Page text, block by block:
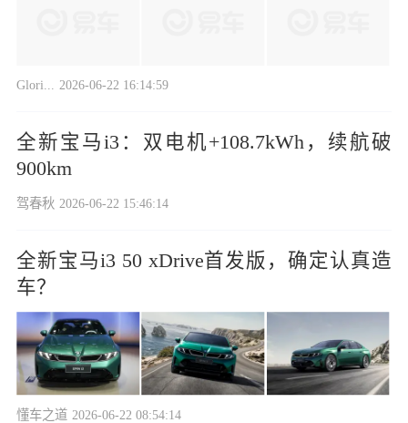
Glori... 2026-06-22 16:14:59
全新宝马i3：双电机+108.7kWh，续航破
900km
驾春秋 2026-06-22 15:46:14
全新宝马i3 50 xDrive首发版，确定认真造
车？
懂车之道 2026-06-22 08:54:14